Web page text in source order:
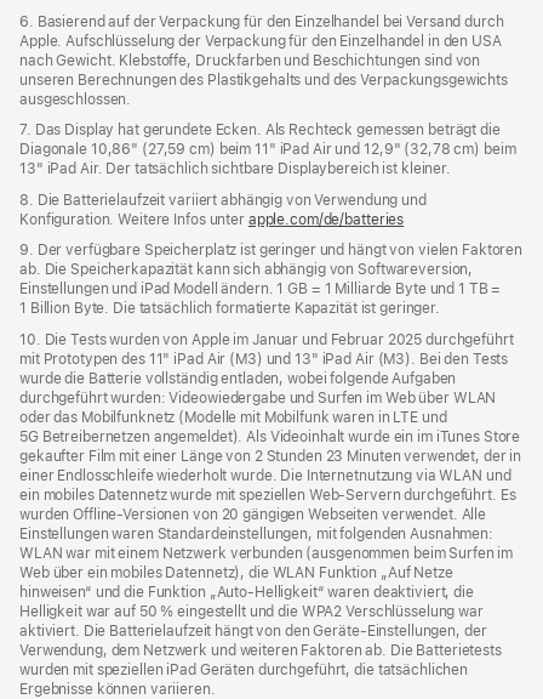
6. Basierend auf der Verpackung für den Einzelhandel bei Versand durch
Apple. Aufschlüsselung der Verpackung für den Einzelhandel in den USA
nach Gewicht. Klebstoffe, Druckfarben und Beschichtungen sind von
unseren Berechnungen des Plastikgehalts und des Verpackungs­gewichts
ausgeschlossen.
7. Das Display hat gerundete Ecken. Als Rechteck gemessen beträgt die
Diagonale 10,86" (27,59 cm) beim 11" iPad Air und 12,9" (32,78 cm) beim
13" iPad Air. Der tatsächlich sichtbare Displaybereich ist kleiner.
8. Die Batterielaufzeit variiert abhängig von Verwendung und
Konfiguration. Weitere Infos unter apple.com/de/batteries
9. Der verfügbare Speicherplatz ist geringer und hängt von vielen Faktoren
ab. Die Speicherkapazität kann sich abhängig von Softwareversion,
Einstellungen und iPad Modell ändern. 1 GB = 1 Milliarde Byte und 1 TB =
1 Billion Byte. Die tatsächlich formatierte Kapazität ist geringer.
10. Die Tests wurden von Apple im Januar und Februar 2025 durchgeführt
mit Prototypen des 11" iPad Air (M3) und 13" iPad Air (M3). Bei den Tests
wurde die Batterie vollständig entladen, wobei folgende Aufgaben
durchgeführt wurden: Videowiedergabe und Surfen im Web über WLAN
oder das Mobilfunknetz (Modelle mit Mobilfunk waren in LTE und
5G Betreibernetzen angemeldet). Als Videoinhalt wurde ein im iTunes Store
gekaufter Film mit einer Länge von 2 Stunden 23 Minuten verwendet, der in
einer Endlosschleife wiederholt wurde. Die Internetnutzung via WLAN und
ein mobiles Datennetz wurde mit speziellen Web-Servern durchgeführt. Es
wurden Offline-Versionen von 20 gängigen Webseiten verwendet. Alle
Einstellungen waren Standard­einstellungen, mit folgenden Ausnahmen:
WLAN war mit einem Netzwerk verbunden (ausgenommen beim Surfen im
Web über ein mobiles Datennetz), die WLAN Funktion „Auf Netze
hinweisen“ und die Funktion „Auto-Helligkeit“ waren deaktiviert, die
Helligkeit war auf 50 % eingestellt und die WPA2 Verschlüsselung war
aktiviert. Die Batterielaufzeit hängt von den Geräte-Einstellungen, der
Verwendung, dem Netzwerk und weiteren Faktoren ab. Die Batterietests
wurden mit speziellen iPad Geräten durchgeführt, die tatsächlichen
Ergebnisse können variieren.